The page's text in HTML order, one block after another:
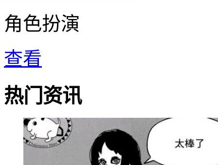
角色扮演
查看
热门资讯